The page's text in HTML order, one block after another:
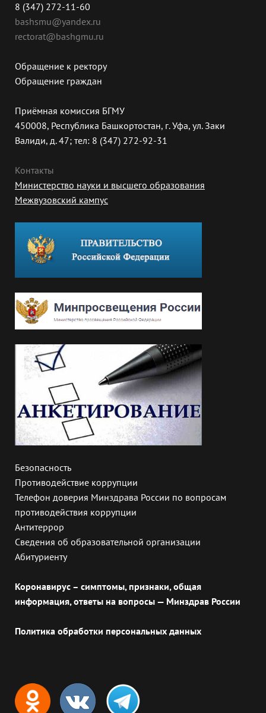
8 (347) 272-11-60
bashsmu@yandex.ru
rectorat@bashgmu.ru
Обращение к ректору
Обращение граждан
Приёмная комиссия БГМУ
450008, Республика Башкортостан, г. Уфа, ул. Заки
Валиди, д. 47; тел: 8 (347) 272-92-31
Контакты
Министерство науки и высшего образования
Межвузовский кампус
Безопасность
Противодействие коррупции
Телефон доверия Минздрава России по вопросам
противодействия коррупции
Антитеррор
Сведения об образовательной организации
Абитуриенту
Коронавирус – симптомы, признаки, общая
информация, ответы на вопросы — Минздрав России
Политика обработки персональных данных